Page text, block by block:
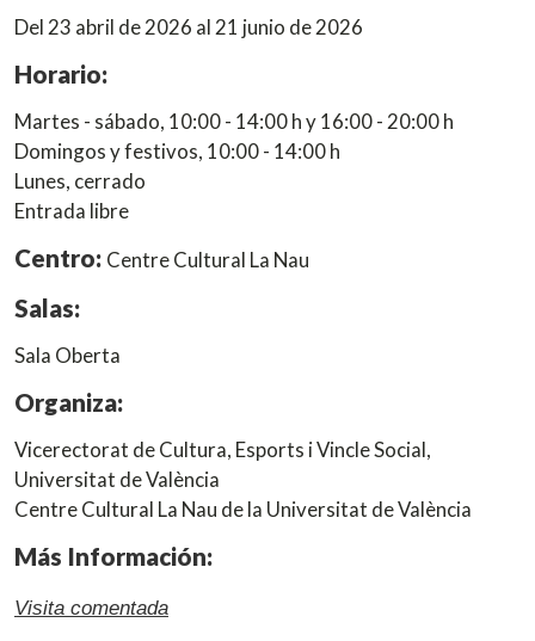
Del 23 abril de 2026 al 21 junio de 2026
Horario:
Martes - sábado, 10:00 - 14:00 h y 16:00 - 20:00 h
Domingos y festivos, 10:00 - 14:00 h
Lunes, cerrado
Entrada libre
Centro: Centre Cultural La Nau
Salas:
Sala Oberta
Organiza:
Vicerectorat de Cultura, Esports i Vincle Social,
Universitat de València
Centre Cultural La Nau de la Universitat de València
Más Información:
Visita comentada